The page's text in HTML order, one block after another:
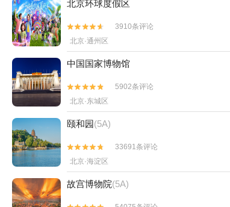
北京环球度假区


3910条评论
北京·通州区
中国国家博物馆


5902条评论
北京·东城区
颐和园(5A)


33691条评论
北京·海淀区
故宫博物院(5A)